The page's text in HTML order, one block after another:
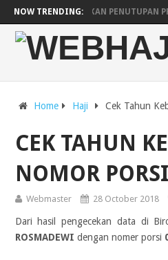
NOW TRENDING:
ARAB SAUDI UMUMKAN PENUTUPAN
JADWAL KEBERANGKATAN DAN
PESAWAT SAUDIA AIRLINES UNTUK
Home Haji Cek Tahun
CEK TAHUN
NOMOR
Webmaster 28 October 2018
Dari hasil pengecekan data di
ROSMADEWI dengan nomer porsi